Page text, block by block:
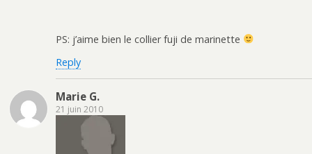
PS: j’aime bien le collier fuji de marinette
Reply
Marie G.
21 juin 2010